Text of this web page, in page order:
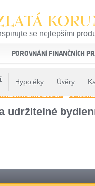
se nejlepšími
let tradice a kvality na
POROVNÁNÍ FINANČNÍCH
Hypotéky Úvěry
finančních produktů » Stavební
udržitelné